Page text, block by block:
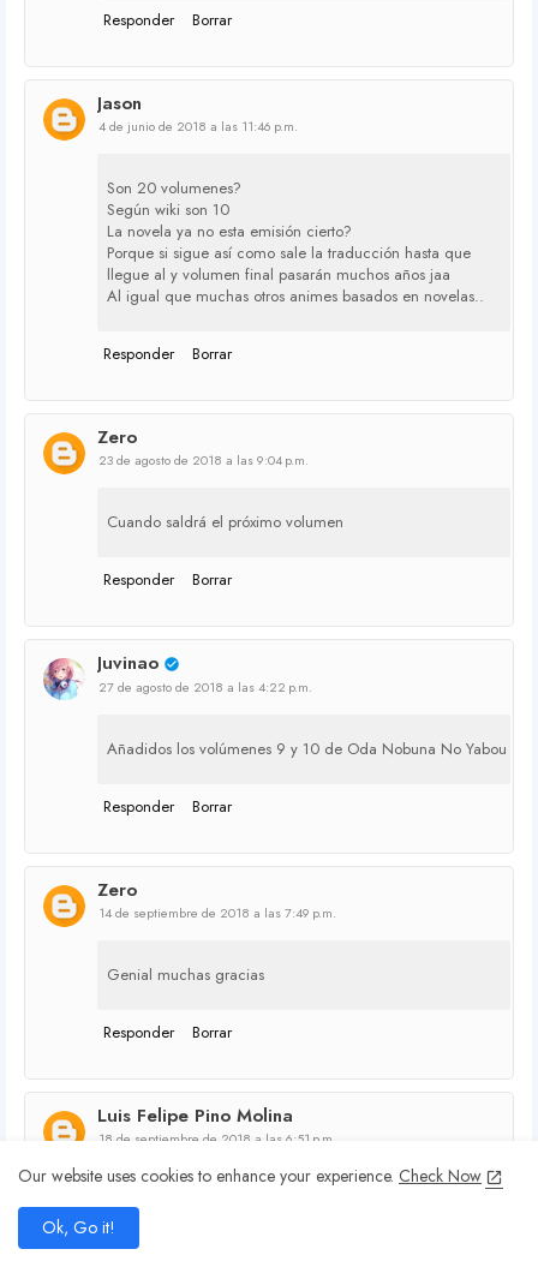
Responder Borrar
Jason
4 de junio de 2018 a las 11:46 p.m.
Son 20 volumenes?
Según wiki son 10
La novela ya no esta emisión cierto?
Porque si sigue así como sale la traducción hasta que
llegue al y volumen final pasarán muchos años jaa
Al igual que muchas otros animes basados en novelas..
Responder Borrar
Zero
23 de agosto de 2018 a las 9:04 p.m.
Cuando saldrá el próximo volumen
Responder Borrar
Juvinao
27 de agosto de 2018 a las 4:22 p.m.
Añadidos los volúmenes 9 y 10 de Oda Nobuna No Yabou
Responder Borrar
Zero
14 de septiembre de 2018 a las 7:49 p.m.
Genial muchas gracias
Responder Borrar
Luis Felipe Pino Molina
18 de septiembre de 2018 a las 6:51 p.m.
LA HISTORIA Y LASTIMA QUE NO HUBIERA HABIDO UNA
SEGUNDA TEMPORADA :D
Our website uses cookies to enhance your experience. Check Now
Ok, Go it!
home